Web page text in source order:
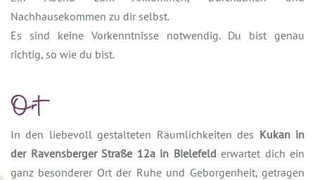
Nachhausekommen zu dir selbst.
Es sind keine Vorkenntnisse notwendig. Du bist genau
richtig, so wie du bist.
Ort
In den liebevoll gestalteten Räumlichkeiten des Kukan in
der Ravensberger Straße 12a in Bielefelderwartet dich ein
ganz besonderer Ort der Ruhe und Geborgenheit, getragen